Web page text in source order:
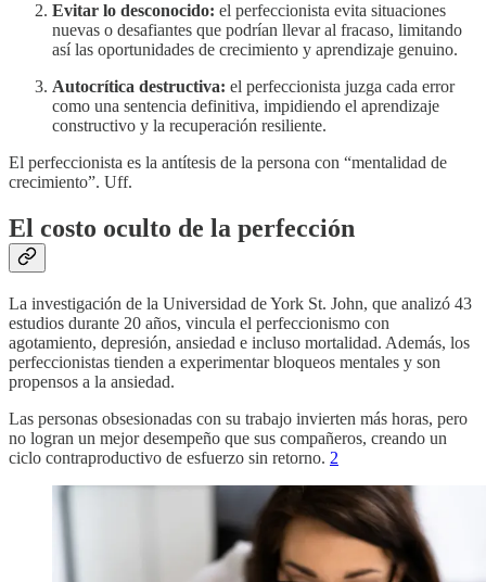
Evitar lo desconocido: el perfeccionista evita situaciones
nuevas o desafiantes que podrían llevar al fracaso, limitando
así las oportunidades de crecimiento y aprendizaje genuino.
Autocrítica destructiva: el perfeccionista juzga cada error
como una sentencia definitiva, impidiendo el aprendizaje
constructivo y la recuperación resiliente.
El perfeccionista es la antítesis de la persona con “mentalidad de
crecimiento”. Uff.
El costo oculto de la perfección
La investigación de la Universidad de York St. John, que analizó 43
estudios durante 20 años, vincula el perfeccionismo con
agotamiento, depresión, ansiedad e incluso mortalidad. Además, los
perfeccionistas tienden a experimentar bloqueos mentales y son
propensos a la ansiedad.
Las personas obsesionadas con su trabajo invierten más horas, pero
no logran un mejor desempeño que sus compañeros, creando un
ciclo contraproductivo de esfuerzo sin retorno. 2